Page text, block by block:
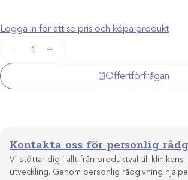
Logga in för att se pris och köpa produkt
Mjölkrör
mängd
+
Offertförfrågan
Kontakta oss för personlig
Vi stöttar dig i allt från produktval till klinikens
utveckling. Genom personlig rådgivning